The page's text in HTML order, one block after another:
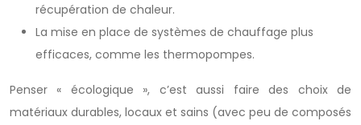
récupération de chaleur.
La mise en place de systèmes de chauffage plus
efficaces, comme les thermopompes.
Penser « écologique », c’est aussi faire des choix de
matériaux durables, locaux et sains (avec peu de composés